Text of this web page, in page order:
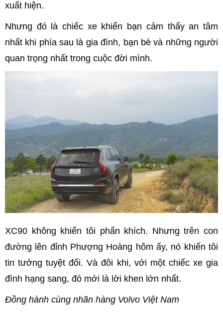
xuất hiện.
Nhưng đó là chiếc xe khiến bạn cảm thấy an tâm
nhất khi phía sau là gia đình, bạn bè và những người
quan trọng nhất trong cuộc đời mình.
XC90 không khiến tôi phấn khích. Nhưng trên con
đường lên đỉnh Phượng Hoàng hôm ấy, nó khiến tôi
tin tưởng tuyệt đối. Và đôi khi, với một chiếc xe gia
đình hạng sang, đó mới là lời khen lớn nhất.
Đồng hành cùng nhãn hàng Volvo Việt Nam